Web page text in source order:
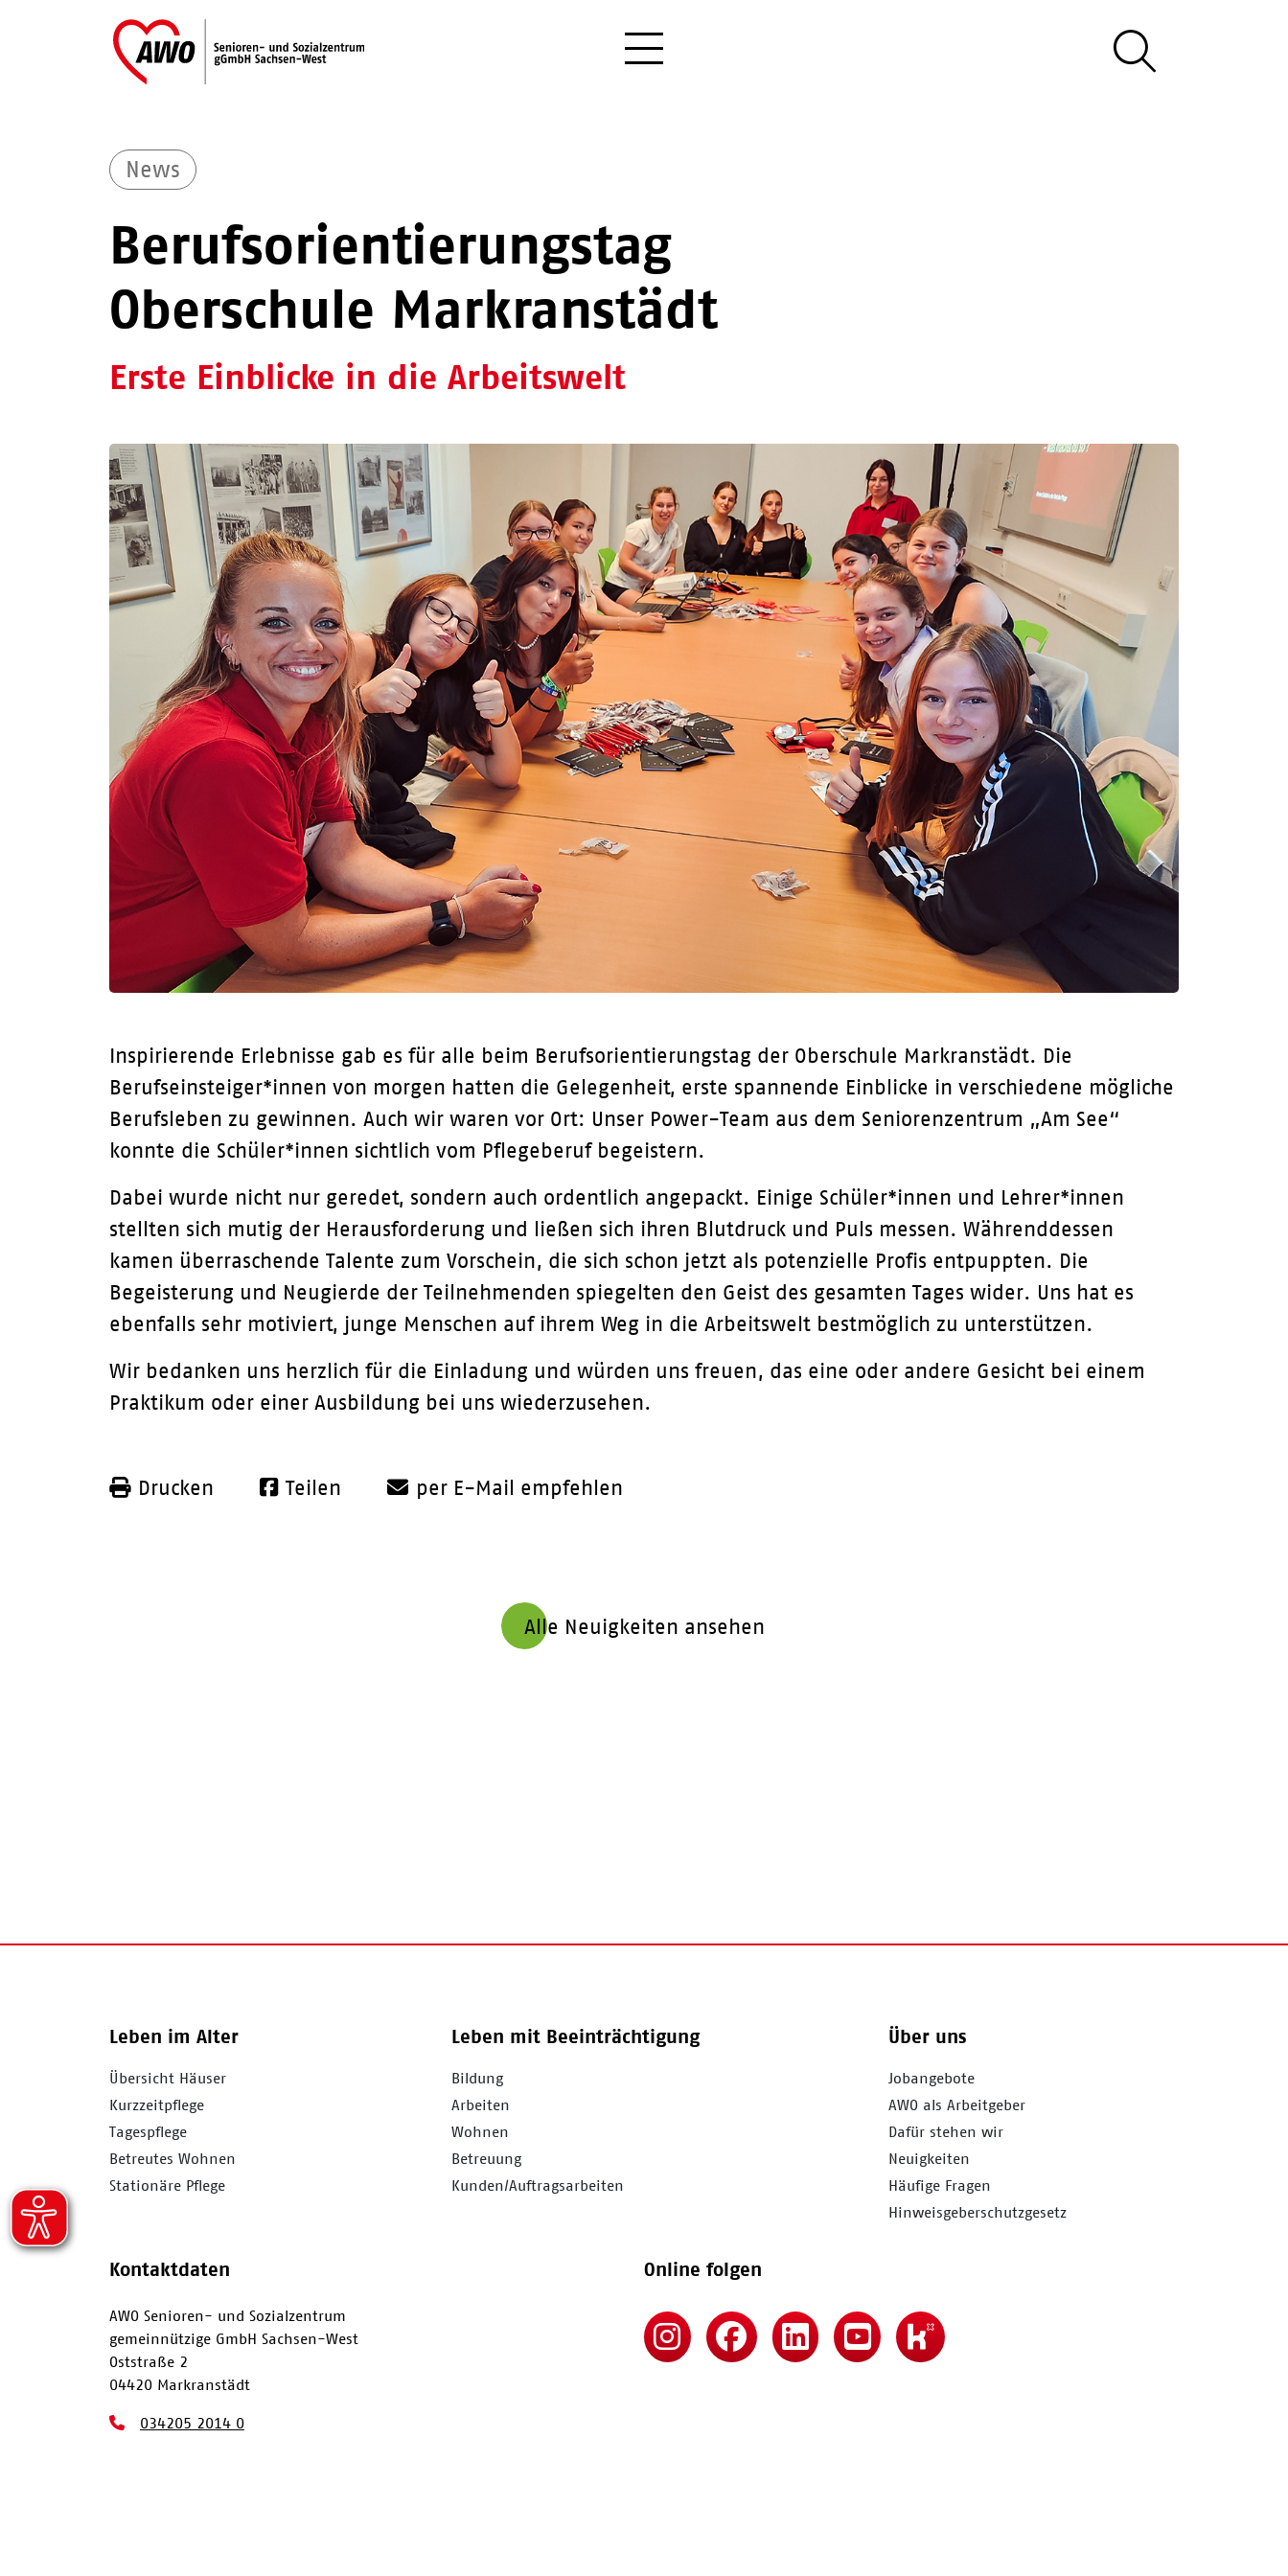
News
Berufsorientierungstag
Oberschule Markranstädt
Erste Einblicke in die Arbeitswelt
Inspirierende Erlebnisse gab es für alle beim Berufsorientierungstag der Oberschule Markranstädt. Die
Berufseinsteiger*innen von morgen hatten die Gelegenheit, erste spannende Einblicke in verschiedene mögliche
Berufsleben zu gewinnen. Auch wir waren vor Ort: Unser Power-Team aus dem Seniorenzentrum „Am See“
konnte die Schüler*innen sichtlich vom Pflegeberuf begeistern.
Dabei wurde nicht nur geredet, sondern auch ordentlich angepackt. Einige Schüler*innen und Lehrer*innen
stellten sich mutig der Herausforderung und ließen sich ihren Blutdruck und Puls messen. Währenddessen
kamen überraschende Talente zum Vorschein, die sich schon jetzt als potenzielle Profis entpuppten. Die
Begeisterung und Neugierde der Teilnehmenden spiegelten den Geist des gesamten Tages wider. Uns hat es
ebenfalls sehr motiviert, junge Menschen auf ihrem Weg in die Arbeitswelt bestmöglich zu unterstützen.
Wir bedanken uns herzlich für die Einladung und würden uns freuen, das eine oder andere Gesicht bei einem
Praktikum oder einer Ausbildung bei uns wiederzusehen.
Drucken Teilen per E-Mail empfehlen
Alle Neuigkeiten ansehen
Leben im Alter
Übersicht Häuser
Kurzzeitpflege
Tagespflege
Betreutes Wohnen
Stationäre Pflege
Leben mit Beeinträchtigung
Bildung
Arbeiten
Wohnen
Betreuung
Kunden/Auftragsarbeiten
Über uns
Jobangebote
AWO als Arbeitgeber
Dafür stehen wir
Neuigkeiten
Häufige Fragen
Hinweisgeberschutzgesetz
Kontaktdaten
AWO Senioren- und Sozialzentrum
gemeinnützige GmbH Sachsen-West
Oststraße 2
04420 Markranstädt
034205 2014 0
Online folgen